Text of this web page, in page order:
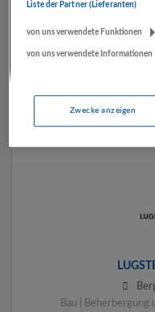
Bau | Beherbergung
Liste der Partner (Lieferanten)
von uns verwendete Funktionen
von uns verwendete Informationen
Zwecke anzeigen